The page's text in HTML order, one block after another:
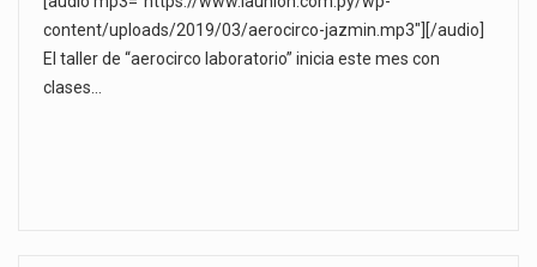
content/uploads/2019/03/aerocirco-jazmin.mp3"][/audio]
El taller de “aerocirco laboratorio” inicia este mes con
clases…